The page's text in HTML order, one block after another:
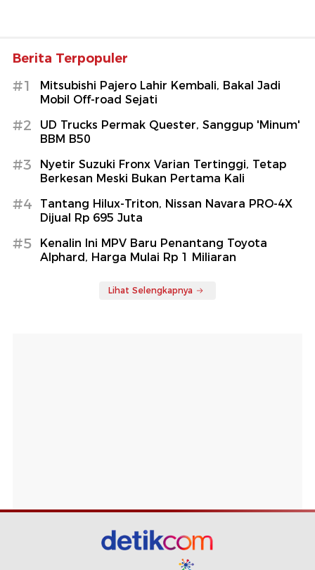
Berita Terpopuler
#1
Mitsubishi Pajero Lahir Kembali, Bakal Jadi
Mobil Off-road Sejati
#2
UD Trucks Permak Quester, Sanggup 'Minum'
BBM B50
#3
Nyetir Suzuki Fronx Varian Tertinggi, Tetap
Berkesan Meski Bukan Pertama Kali
#4
Tantang Hilux-Triton, Nissan Navara PRO-4X
Dijual Rp 695 Juta
#5
Kenalin Ini MPV Baru Penantang Toyota
Alphard, Harga Mulai Rp 1 Miliaran
Lihat Selengkapnya